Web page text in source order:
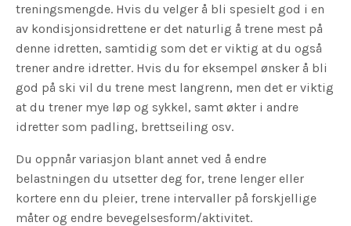
treningsmengde. Hvis du velger å bli spesielt god i en
av kondisjonsidrettene er det naturlig å trene mest på
denne idretten, samtidig som det er viktig at du også
trener andre idretter. Hvis du for eksempel ønsker å bli
god på ski vil du trene mest langrenn, men det er viktig
at du trener mye løp og sykkel, samt økter i andre
idretter som padling, brettseiling osv.
Du oppnår variasjon blant annet ved å endre
belastningen du utsetter deg for, trene lenger eller
kortere enn du pleier, trene intervaller på forskjellige
måter og endre bevegelsesform/aktivitet.